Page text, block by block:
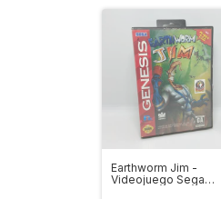
Earthworm Jim -
Videojuego Sega